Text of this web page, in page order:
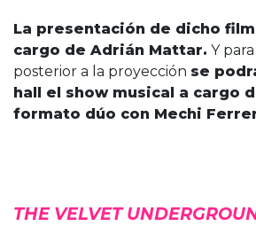
La presentación de dicho
cargo de Adrián Mattar. Y
posterior a la proyección se
hall el show musical a cargo
formato dúo con Mechi
THE VELVET